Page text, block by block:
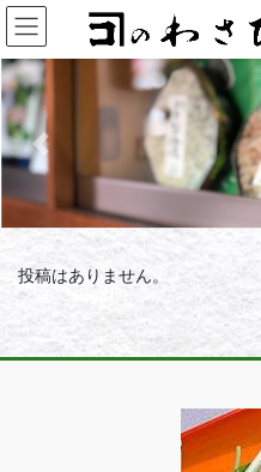
コ
ン
テ
ン
ツ
へ
ス
ナ
ビ
ゲ
ー
シ
ョ
ン
Previous
投稿はありません。